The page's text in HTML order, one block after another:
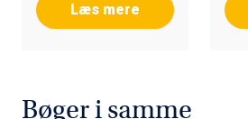
Læs mere
Bøger i samme